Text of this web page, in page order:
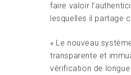
faire valoir
lesquelles il partage
« Le nouveau
transparente et
vérification de